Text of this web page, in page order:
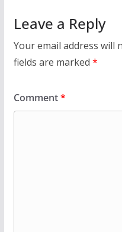
Leave a Reply
Your email address will
fields are marked *
Comment*